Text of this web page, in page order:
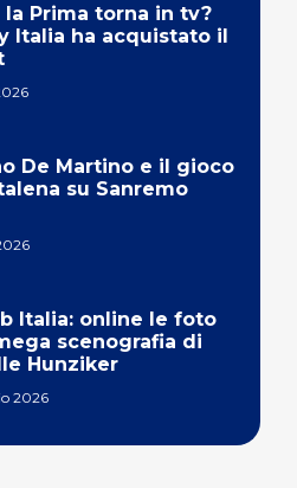
la Prima torna in tv?
Italia ha acquistato il
De Martino e il gioco
su Sanremo
Italia: online le foto
scenografia di
Hunziker
2026